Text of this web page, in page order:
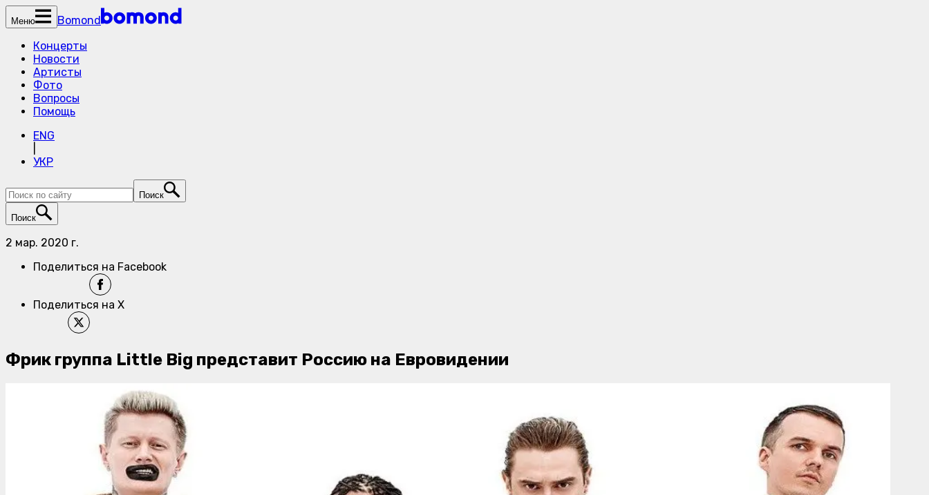
Меню
Bomond
Концерты
Новости
Артисты
Фото
Вопросы
Помощь
ENG
УКР
Поиск
Поиск
2 мар. 2020 г.
Поделиться на Facebook
Поделиться на X
Фрик группа Little Big представит Россию на Евровидении